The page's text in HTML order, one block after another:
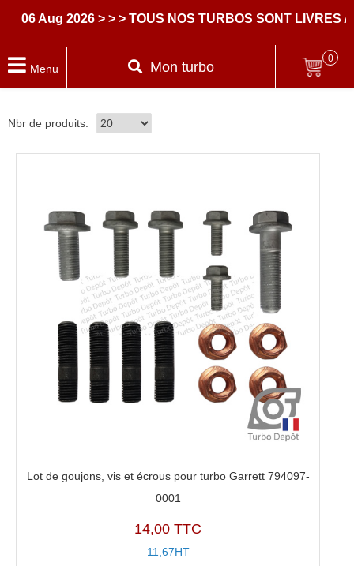
2026 > > > TOUS NOS TURBOS SONT LIVRES AVEC
Menu Mon turbo
0
Nbr de produits:
Lot de goujons, vis et écrous pour turbo Garrett 794097-
0001
14,00 TTC
11,67HT